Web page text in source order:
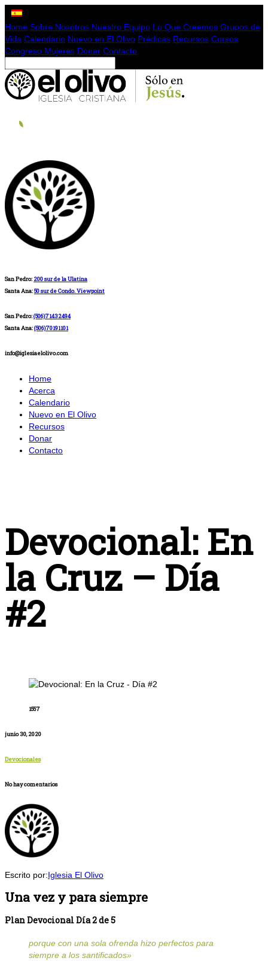
Home Sobre Nosotros Nuestro Equipo Lo Que Creemos Grupos de
Vida Calendario Nuevo en El Olivo Prédicas Recursos Cursos
Congreso Mujeres Donar Contacto
San Pedro: 200 sur de la Ulatina
Santa Ana:50 sur de Condo. Viewpoint
San Pedro:(506)71432494
Santa Ana:(506)70191101
info@iglesiaelolivo.com
Home
Acerca
Calendario
Nuevo en El Olivo
Recursos
Donar
Contacto
Devocional: En
la Cruz – Día
#2
1557
junio 30, 2020
Devocionales
No hay comentarios
Escrito por:Iglesia El Olivo
Una vez y para siempre
Plan Devocional Día 2 de 5
porque con una sola ofrenda hizo perfectos para
siempre a los santificados»